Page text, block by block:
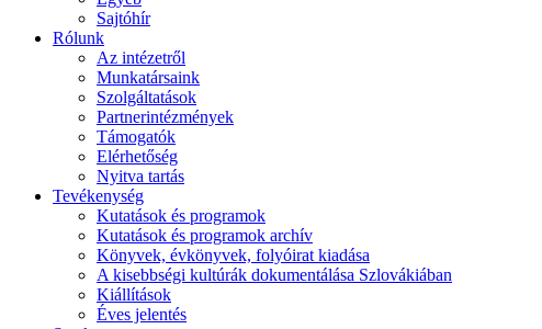
Sajtóhír
Rólunk
Az intézetről
Munkatársaink
Szolgáltatások
Partnerintézmények
Támogatók
Elérhetőség
Nyitva tartás
Tevékenység
Kutatások és programok
Kutatások és programok archív
Könyvek, évkönyvek, folyóirat kiadása
A kisebbségi kultúrák dokumentálása Szlovákiában
Kiállítások
Éves jelentés